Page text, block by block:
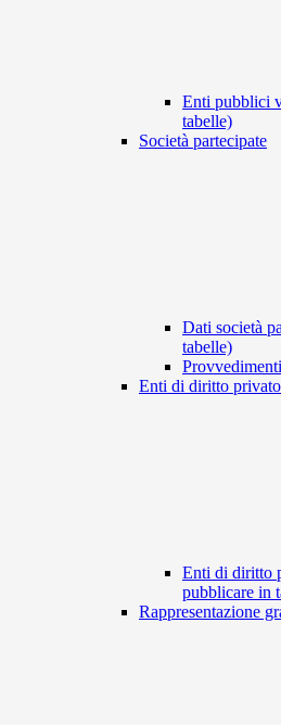
Enti pubblici
tabelle)
Società partecipate
Dati società
tabelle)
Provvedimenti
Enti di diritto
Enti di diritto
pubblicare in
Rappresentazione